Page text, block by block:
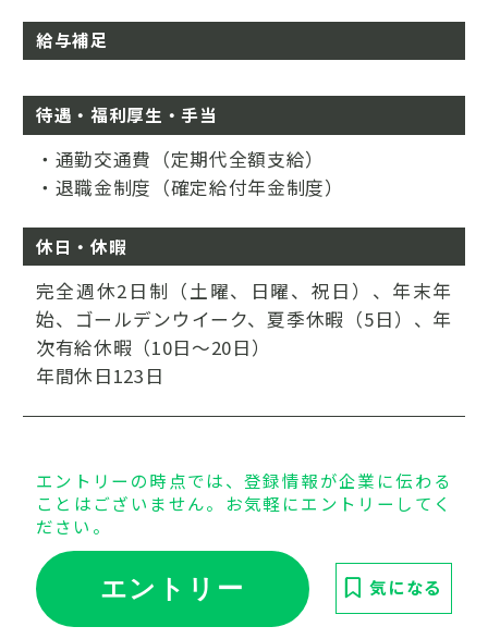
給与補足
待遇・福利厚生・手当
・通勤交通費（定期代全額支給）
・退職金制度（確定給付年金制度）
休日・休暇
完全週休2日制（土曜、日曜、祝日）、年末年
始、ゴールデンウイーク、夏季休暇（5日）、年
次有給休暇（10日～20日）
年間休日123日
エントリーの時点では、登録情報が企業に伝わる
ことはございません。お気軽にエントリーしてく
ださい。
エントリー 気になる